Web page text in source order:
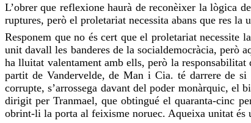
L’obrer que reflexione haurà de reconèixer la lògica
ruptures, però el proletariat necessita abans que res
Responem que no és cert que el proletariat
unit davall les banderes de la socialdemocràcia, però
ha lluitat valentament amb ells, però la
partit de Vandervelde, de Man i Cia. té darrere de si
corrupte, s’arrossega davant del poder monàrquic, el
dirigit per Tranmael, que obtingué el quaranta-cinc
obrint-li la porta al feixisme noruec. Aqueixa unitat és